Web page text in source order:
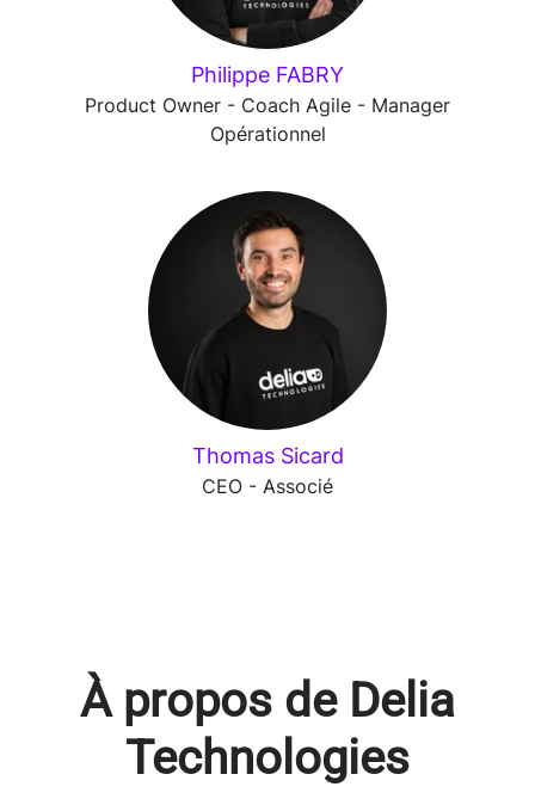
Philippe FABRY
Product Owner - Coach Agile - Manager
Opérationnel
Thomas Sicard
CEO - Associé
À propos de Delia
Technologies